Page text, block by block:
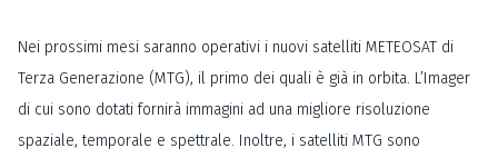
Nei prossimi mesi saranno operativi i nuovi satelliti METEOSAT di
Terza Generazione (MTG), il primo dei quali è già in orbita. L’Imager
di cui sono dotati fornirà immagini ad una migliore risoluzione
spaziale, temporale e spettrale. Inoltre, i satelliti MTG sono